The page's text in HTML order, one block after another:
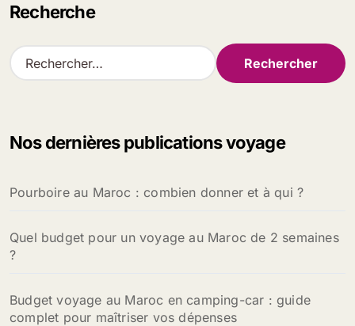
Recherche
R
e
r
e
:
Nos dernières publications voyage
Pourboire au Maroc : combien donner et à qui ?
Quel budget pour un voyage au Maroc de 2 semaines
?
Budget voyage au Maroc en camping-car : guide
complet pour maîtriser vos dépenses